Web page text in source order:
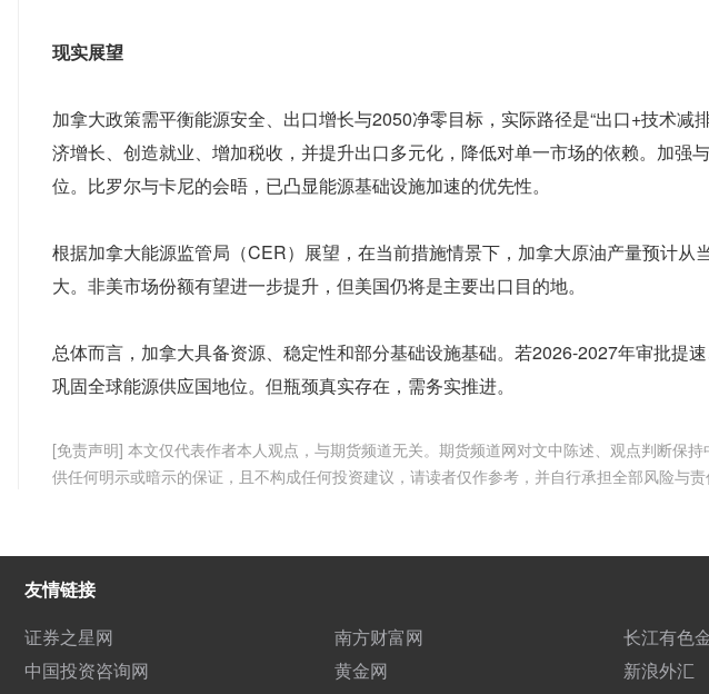
现实展望
加拿大政策需平衡能源安全、出口增长与2050净零目标，实际路径是“出口+技术减
济增长、创造就业、增加税收，并提升出口多元化，降低对单一市场的依赖。加强
位。比罗尔与卡尼的会晤，已凸显能源基础设施加速的优先性。
根据加拿大能源监管局（CER）展望，在当前措施情景下，加拿大原油产量预计从
大。非美市场份额有望进一步提升，但美国仍将是主要出口目的地。
总体而言，加拿大具备资源、稳定性和部分基础设施基础。若2026-2027年审批提
巩固全球能源供应国地位。但瓶颈真实存在，需务实推进。
[免责声明] 本文仅代表作者本人观点，与期货频道无关。期货频道网对文中陈述、观点判断保
供任何明示或暗示的保证，且不构成任何投资建议，请读者仅作参考，并自行承担全部风险与责
友情链接
证券之星网
南方财富网 长江有色
中国投资咨询网
黄金网 新浪外汇